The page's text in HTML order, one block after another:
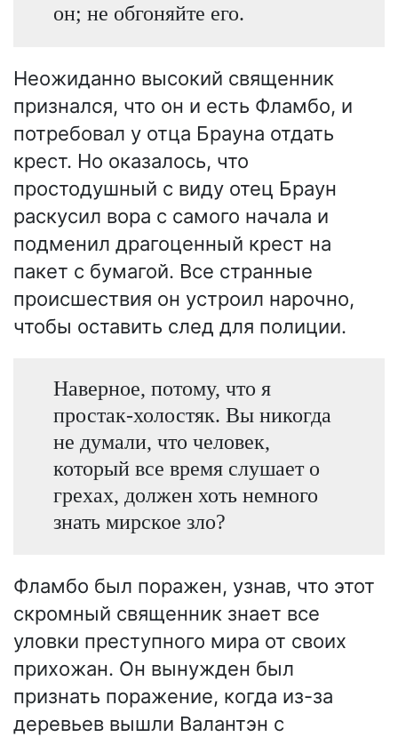
он; не обгоняйте его.
Неожиданно высокий священник
признался, что он и есть Фламбо, и
потребовал у отца Брауна отдать
крест. Но оказалось, что
простодушный с виду отец Браун
раскусил вора с самого начала и
подменил драгоценный крест на
пакет с бумагой. Все странные
происшествия он устроил нарочно,
чтобы оставить след для полиции.
Наверное, потому, что я
простак-холостяк. Вы никогда
не думали, что человек,
который все время слушает о
грехах, должен хоть немного
знать мирское зло?
Фламбо был поражен, узнав, что этот
скромный священник знает все
уловки преступного мира от своих
прихожан. Он вынужден был
признать поражение, когда из-за
деревьев вышли Валантэн с